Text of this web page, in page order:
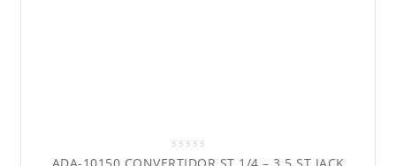
ADA-10150 CONVERTIDOR ST 1/4 – 3.5 ST JACK